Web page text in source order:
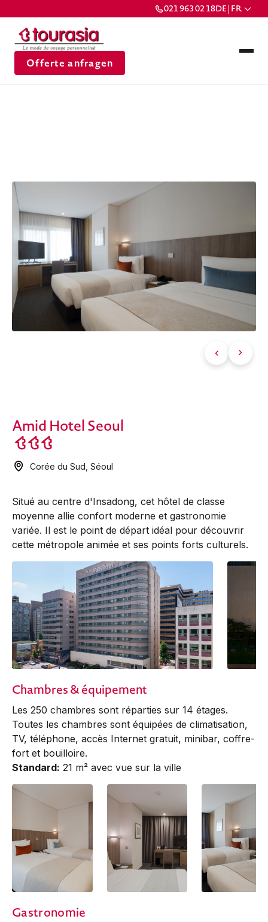
021 963 02 18DE | FR
Offerte anfragen
Amid Hotel Seoul
Corée du Sud ,Séoul
Situé au centre d'Insadong, cet hôtel de classe
moyenne allie confort moderne et gastronomie
variée. Il est le point de départ idéal pour découvrir
cette métropole animée et ses points forts culturels.
Chambres & équipement
Les 250 chambres sont réparties sur 14 étages.
Toutes les chambres sont équipées de climatisation,
TV, téléphone, accès Internet gratuit, minibar, coffre-
fort et bouilloire.
Standard: 21 m² avec vue sur la ville
Gastronomie